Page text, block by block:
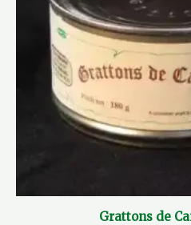
Grattons de